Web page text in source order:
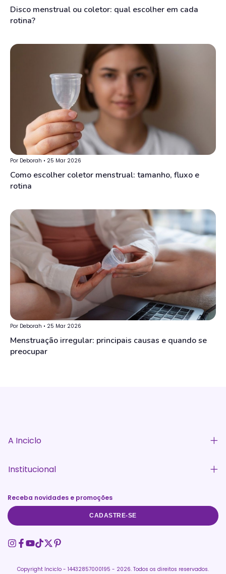
Disco menstrual ou coletor: qual escolher em cada
rotina?
Por Deborah • 25 Mar 2026
Como escolher coletor menstrual: tamanho, fluxo e
rotina
Por Deborah • 25 Mar 2026
Menstruação irregular: principais causas e quando se
preocupar
A Inciclo
Institucional
Receba novidades e promoções
CADASTRE-SE
Copyright Inciclo - 14432857000195 - 2026. Todos os direitos reservados.